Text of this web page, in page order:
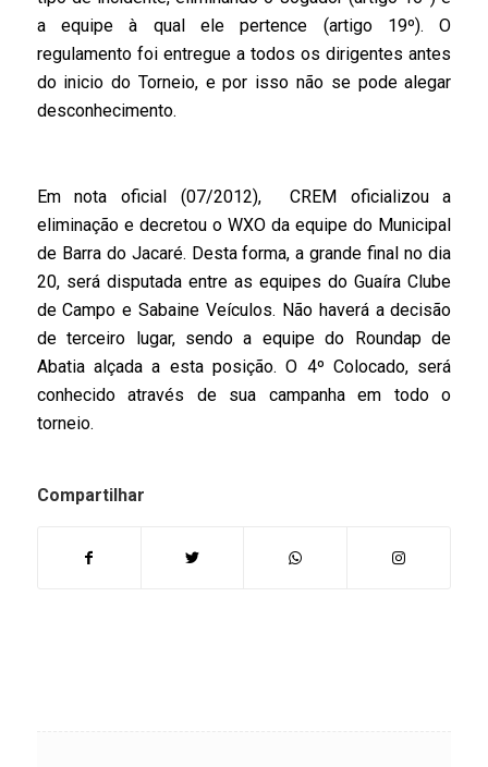
a equipe à qual ele pertence (artigo 19º). O
regulamento foi entregue a todos os dirigentes antes
do inicio do Torneio, e por isso não se pode alegar
desconhecimento.
Em nota oficial (07/2012), CREM oficializou a
eliminação e decretou o WXO da equipe do Municipal
de Barra do Jacaré. Desta forma, a grande final no dia
20, será disputada entre as equipes do Guaíra Clube
de Campo e Sabaine Veículos. Não haverá a decisão
de terceiro lugar, sendo a equipe do Roundap de
Abatia alçada a esta posição. O 4º Colocado, será
conhecido através de sua campanha em todo o
torneio.
Compartilhar